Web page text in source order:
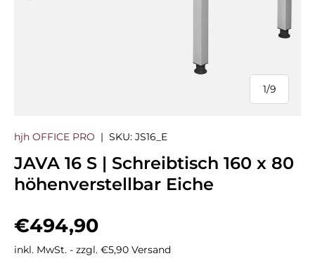
1/
von
9
hjh OFFICE PRO | SKU: JS16_E
JAVA 16 S | Schreibtisch 160 x 80
höhenverstellbar Eiche
Normaler Preis
€494,90
inkl. MwSt. - zzgl. €5,90 Versand